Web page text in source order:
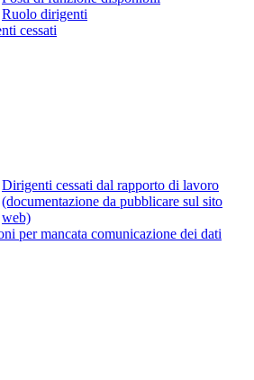
Ruolo dirigenti
cessati
Dirigenti cessati dal rapporto di lavoro
(documentazione da pubblicare sul sito
web)
per mancata comunicazione dei dati